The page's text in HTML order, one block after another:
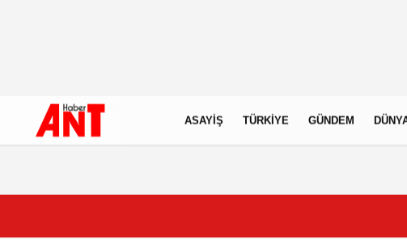
ASAYIŞ TÜRKIYE GÜNDEM